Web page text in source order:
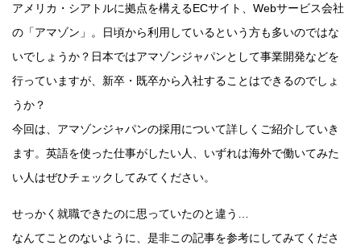
アメリカ・シアトルに拠点を構えるECサイト、Webサービス会社
の「アマゾン」。日頃から利用しているという方も多いのではな
いでしょうか？日本ではアマゾンジャパンとして事業開発などを
行っていますが、新卒・既卒から入社することはできるのでしょ
うか？
今回は、アマゾンジャパンの採用について詳しくご紹介していき
ます。英語を使った仕事がしたい人、いずれは海外で働いてみた
い人はぜひチェックしてみてください。
せっかく就職できたのに思っていたのと違う…
なんてことのないように、是非この記事を参考にしてみてくださ